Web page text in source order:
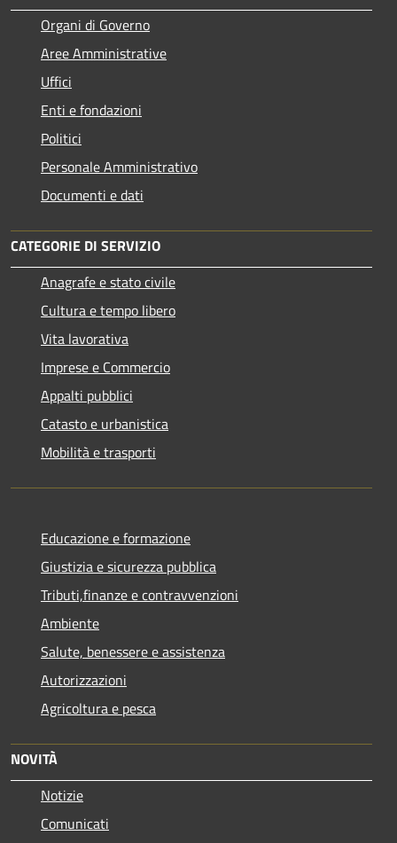
Organi di Governo
Aree Amministrative
Uffici
Enti e fondazioni
Politici
Personale Amministrativo
Documenti e dati
CATEGORIE DI SERVIZIO
Anagrafe e stato civile
Cultura e tempo libero
Vita lavorativa
Imprese e Commercio
Appalti pubblici
Catasto e urbanistica
Mobilità e trasporti
Educazione e formazione
Giustizia e sicurezza pubblica
Tributi,finanze e contravvenzioni
Ambiente
Salute, benessere e assistenza
Autorizzazioni
Agricoltura e pesca
NOVITÀ
Notizie
Comunicati